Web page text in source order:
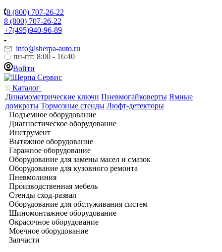
8 (800) 707-26-22
8 (800) 707-26-22
+7(495)940-96-89
info@sherpa-auto.ru
пн-пт: 8:00 - 16:40
Войти
Каталог
Динамометрические ключи Пневмогайковерты Ямные
домкраты Тормозные стенды Люфт-детекторы
Подъемное оборудование
Диагностическое оборудование
Инструмент
Вытяжное оборудование
Гаражное оборудование
Оборудование для замены масел и смазок
Оборудование для кузовного ремонта
Пневмолиния
Производственная мебель
Стенды сход-развал
Оборудование для обслуживания систем
Шиномонтажное оборудование
Окрасочное оборудование
Моечное оборудование
Запчасти